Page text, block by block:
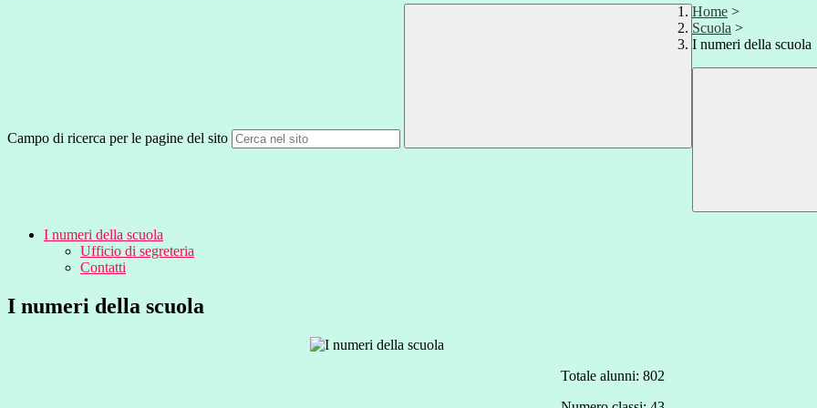
Campo di ricerca per le pagine del sito
Home >
Scuola >
I numeri della scuola
I numeri della scuola
Ufficio di segreteria
Contatti
I numeri della scuola
Totale alunni: 802